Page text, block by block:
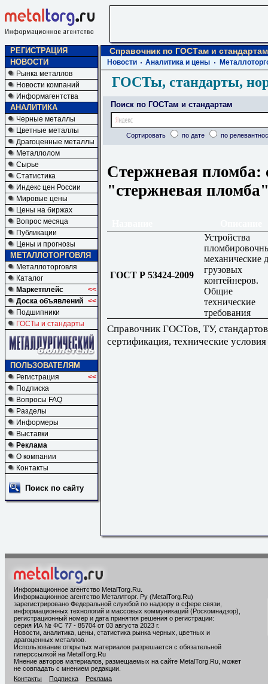
РЕГИСТРАЦИЯ
НОВОСТИ
Рынка металлов
Новости компаний
Информагентства
АНАЛИТИКА
Черные металлы
Цветные металлы
Драгоценные металлы
Металлолом
Сырье
Статистика
Индекс цен России
Мировые цены
Цены на биржах
Вопрос месяца
Публикации
Цены и прогнозы
МЕТАЛЛОТОРГОВЛЯ
Металлоторговля
Каталог
Маркетплейс
<<
Доска объявлений <<
Подшипники
ГОСТы и стандарты
ПОЛЬЗОВАТЕЛЯМ
Регистрация
<<
Подписка
Вопросы FAQ
Разделы
Информеры
Выставки
Реклама
О компании
Контакты
Поиск по сайту
Справочник по ГОСТам и стандартам
Новости Аналитика и цены
ГОСТы, стандарты,
Поиск по ГОСТам и стандартам
Сортировать по дате по
Стержневая пломба:
"стержневая
ГОСТ Р 53424-2009
Устройства
механические
грузовых
контейнеров.
Общие
технические
требования
Справочник ГОСТов, ТУ,
сертификация, технические условия
Информационное агентство MetalTorg.Ru
Информационное агентство Металлторг. Ру (MetalTorg.Ru)
зарегистрировано Федеральной службой по надзору в сфере связи,
информационных технологий и массовых коммуникаций (Роскомнадзор),
регистрационный номер и дата принятия решения о регистрации:
серия ИА № ФС 77 - 85704 от 03 августа 2023 г.
Новости, аналитика, цены, статистика рынка черных, цветных и
драгоценных металлов.
Использование открытых материалов разрешается с обязательной
гиперссылкой на MetalTorg.Ru
Мнение авторов материалов, размещаемых на сайте MetalTorg.Ru, может
не совпадать с мнением редакции.
Контакты
Подписка Реклама